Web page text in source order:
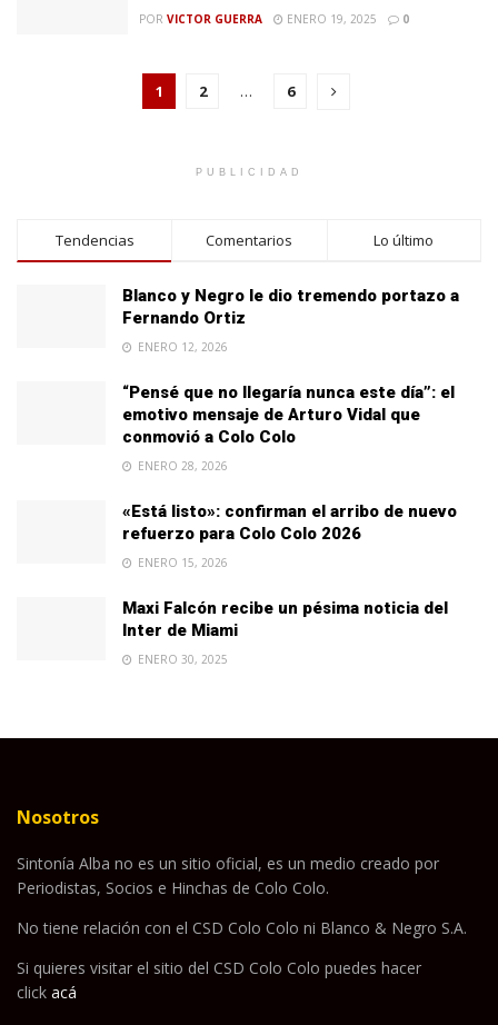
POR VICTOR GUERRA ENERO 19, 2025 0
1 2 … 6
PUBLICIDAD
Tendencias Comentarios Lo último
Blanco y Negro le dio tremendo portazo a
Fernando Ortiz
ENERO 12, 2026
“Pensé que no llegaría nunca este día”: el
emotivo mensaje de Arturo Vidal que
conmovió a Colo Colo
ENERO 28, 2026
«Está listo»: confirman el arribo de nuevo
refuerzo para Colo Colo 2026
ENERO 15, 2026
Maxi Falcón recibe un pésima noticia del
Inter de Miami
ENERO 30, 2025
Nosotros
Sintonía Alba no es un sitio oficial, es un medio creado por
Periodistas, Socios e Hinchas de Colo Colo.
No tiene relación con el CSD Colo Colo ni Blanco & Negro S.A.
Si quieres visitar el sitio del CSD Colo Colo puedes hacer
click acá